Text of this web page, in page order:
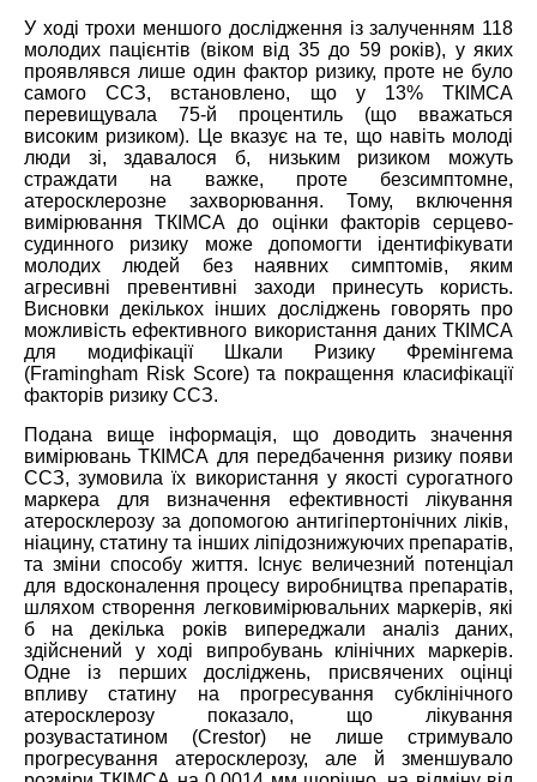
У ході трохи меншого дослідження із залученням 118
молодих пацієнтів (віком від 35 до 59 років), у яких
проявлявся лише один фактор ризику, проте не було
самого ССЗ, встановлено, що у 13% ТКІМСА
перевищувала 75-й процентиль (що вважаться
високим ризиком). Це вказує на те, що навіть молоді
люди зі, здавалося б, низьким ризиком можуть
страждати на важке, проте безсимптомне,
атеросклерозне захворювання. Тому, включення
вимірювання ТКІМСА до оцінки факторів серцево-
судинного ризику може допомогти ідентифікувати
молодих людей без наявних симптомів, яким
агресивні превентивні заходи принесуть користь.
Висновки декількох інших досліджень говорять про
можливість ефективного використання даних ТКІМСА
для модифікації Шкали Ризику Фремінгема
(Framingham Risk Score) та покращення класифікації
факторів ризику ССЗ.
Подана вище інформація, що доводить значення
вимірювань ТКІМСА для передбачення ризику появи
ССЗ, зумовила їх використання у якості сурогатного
маркера для визначення ефективності лікування
атеросклерозу за допомогою антигіпертонічних ліків,
ніацину, статину та інших ліпідознижуючих препаратів,
та зміни способу життя. Існує величезний потенціал
для вдосконалення процесу виробництва препаратів,
шляхом створення легковимірювальних маркерів, які
б на декілька років випереджали аналіз даних,
здійснений у ході випробувань клінічних маркерів.
Одне із перших досліджень, присвячених оцінці
впливу статину на прогресування субклінічного
атеросклерозу показало, що лікування
розувастатином (Crestor) не лише стримувало
прогресування атеросклерозу, але й зменшувало